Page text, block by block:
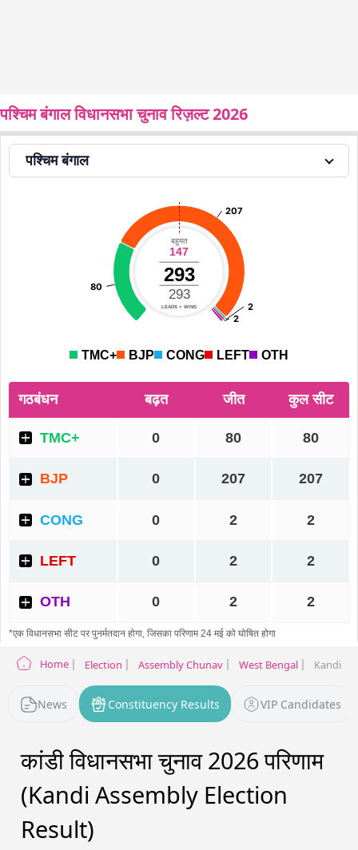
पश्चिम बंगाल विधानसभा चुनाव रिज़ल्ट 2026
Home Election Assembly Chunav West Bengal Kandi
News Constituency Results VIP Candidates
कांडी विधानसभा चुनाव 2026 परिणाम
(Kandi Assembly Election
Result)